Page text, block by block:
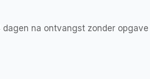
na ontvangst zonder